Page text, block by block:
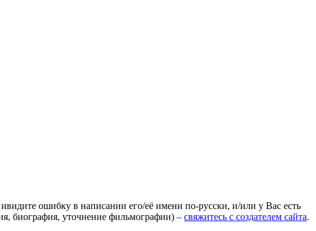
ошибку в написании его/её имени по-русски, и/или у Вас есть
биография, уточнение фильмографии) – свяжитесь с создателем сайта.